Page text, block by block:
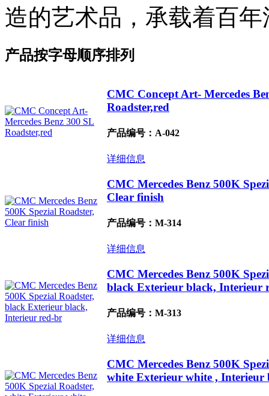
产品按字母顺序排列
CMC Concept Art- Mercedes
Roadster,red
产品编号：A-042
详细信息
CMC Mercedes Benz 500K
Clear finish
产品编号：M-314
详细信息
CMC Mercedes Benz 500K
black Exterieur black, Interieur
产品编号：M-313
详细信息
CMC Mercedes Benz 500K
white Exterieur white , Interieur